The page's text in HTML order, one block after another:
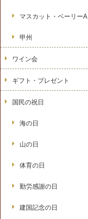
マスカット・ベーリーA
甲州
ワイン会
ギフト・プレゼント
国民の祝日
海の日
山の日
体育の日
勤労感謝の日
建国記念の日